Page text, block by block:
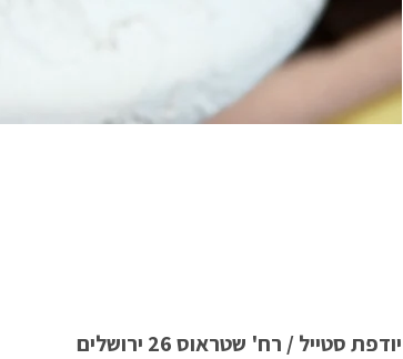
יודפת סטייל / רח' שטראוס 26 ירושלים